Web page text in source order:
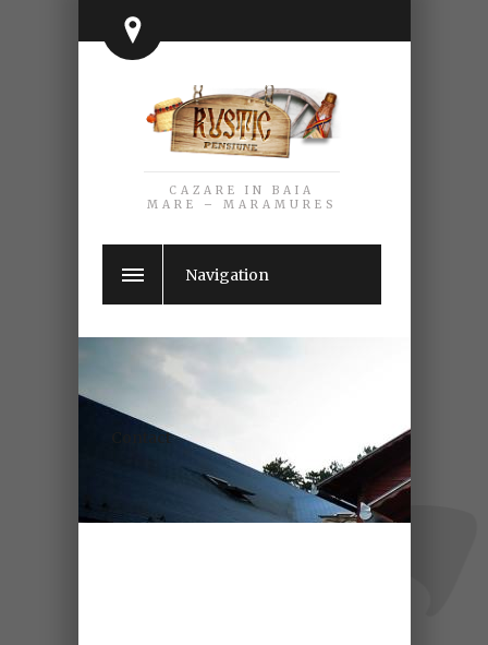
CAZARE IN BAIA
MARE – MARAMURES
Navigation
Contact